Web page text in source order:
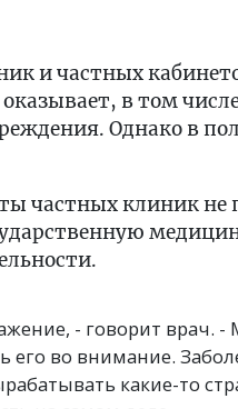
и частных
в том
Однако в
частных клиник не
- говорит врач.
во внимание.
какие-то